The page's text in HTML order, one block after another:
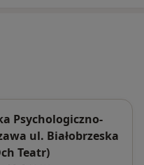
Psychologiczno-
ul. Białobrzeska
Teatr)